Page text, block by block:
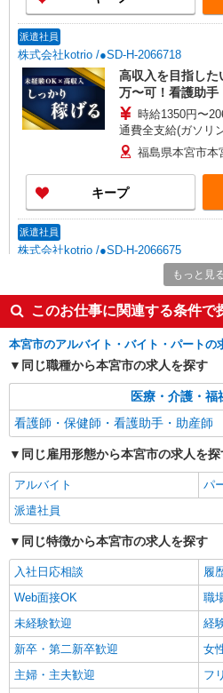
派遣社員
株式会社kotrio /●SD-H-2066718
高収入を目指した
万〜可！看護助手
時給1350円〜
通費全支給(ガソリ
福島県本宮市本
キープ
派遣社員
株式会社kotrio /●SD-H-2066675
≪本宮市≫年齢不
できる看護助手♪
時給1350円〜
通費全支給(ガソリ
福島県本宮市本
キープ
派遣社員
株式会社kotrio /●SD-H-1975104
通費全支給(ガソリ
本宮市/来社不要
キープ
派遣社員
株式会社kotrio /●SD-H-1993561
本宮市｜家庭と両
もっと見
このお仕事に関連する条件で
本宮市のアルバイト・バイト・パートの
同じ職種から本宮市の求人を探す
医療・介護・福
看護師・保健師・看護助手・助産師
同じ雇用形態から本宮市の求人を探
アルバイト
パ
派遣社員
同じ特徴から本宮市の求人を探す
入社日応相談
履
Web面接OK
職
未経験歓迎
経
新卒・第二新卒歓迎
女
主婦・主夫歓迎
フ